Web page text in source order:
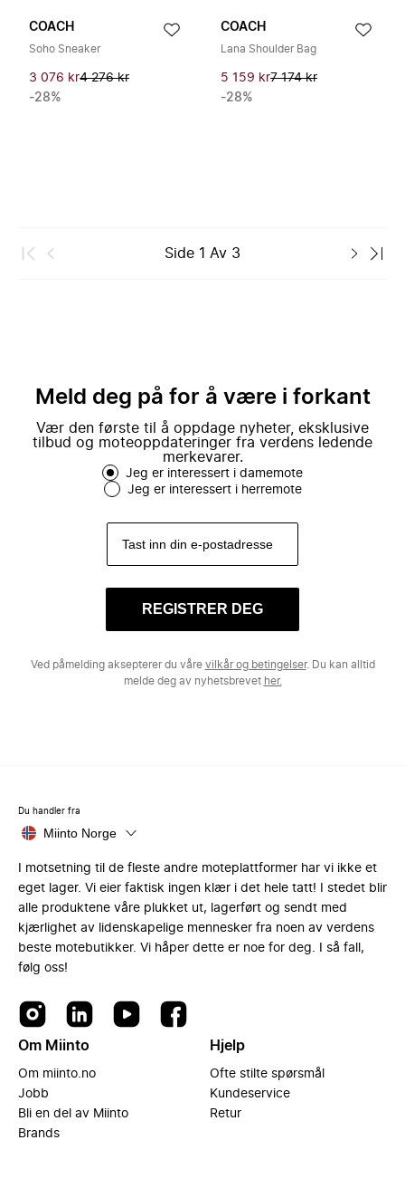
COACH
Soho Sneaker
3 076 kr4 276 kr
-28%
COACH
Lana Shoulder Bag
5 159 kr7 174 kr
-28%
Side 1 Av 3
Meld deg på for å være i forkant
Vær den første til å oppdage nyheter, eksklusive
tilbud og moteoppdateringer fra verdens ledende
merkevarer.
Jeg er interessert i damemote
Jeg er interessert i herremote
REGISTRER DEG
Ved påmelding aksepterer du våre vilkår og betingelser. Du kan alltid
melde deg av nyhetsbrevet her.
Du handler fra
Miinto Norge
I motsetning til de fleste andre moteplattformer har vi ikke et
eget lager. Vi eier faktisk ingen klær i det hele tatt! I stedet blir
alle produktene våre plukket ut, lagerført og sendt med
kjærlighet av lidenskapelige mennesker fra noen av verdens
beste motebutikker. Vi håper dette er noe for deg. I så fall,
følg oss!
Om Miinto
Om miinto.no
Jobb
Bli en del av Miinto
Brands
Hjelp
Ofte stilte spørsmål
Kundeservice
Retur